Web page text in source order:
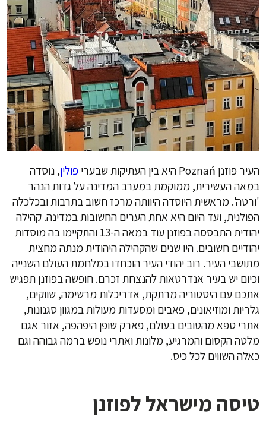
העיר פוזנן Poznań היא בין העתיקות שבערי פולין, נוסדה
במאה העשירית, ממוקמת במערב המדינה על גדות הנהר
'ורטה'. מראשית היוסדה היוותה מרכז חשוב בתרבות ובכלכלה
הפולנית, ועד היום היא אחת הערים החשובות במדינה. קהילה
יהודית התבססה בפוזנן עוד במאה ה-13 והתקיימו בה מוסדות
יהודיים חשובים. היו שנים שהקהילה היהודית מנתה מחצית
מתושבי העיר. רוב יהודי העיר הוכחדו במלחמת העולם השנייה
וכיום יש בעיר אנדרטאות להנצחת זכרם. חופשה בפוזנן תפגיש
אתכם עם היסטוריה מרתקת, אדריכלות מרשימה, שווקים,
גלריות ומוזיאונים, פאבים ומסעדות מעולות במגוון סגנונות,
אתרי ספא מהטובים בעולם, פארק שופן היפהפה, אזור אגם
מלטה הקסום והמרגיע, מלונות ואתרי נופש ברמה גבוהה וגם
כאלה השווים לכל כיס.
טיסה מישראל לפוזנן